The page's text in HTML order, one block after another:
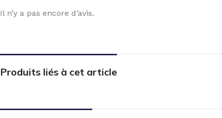
Il n’y a pas encore d’avis.
Produits liés à cet article